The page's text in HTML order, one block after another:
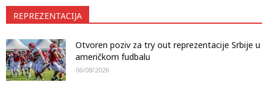
REPREZENTACIJA
Otvoren poziv za try out reprezentacije Srbije u
američkom fudbalu
06/08/2026